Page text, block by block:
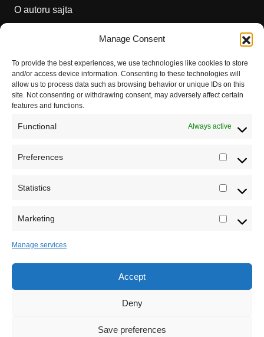
Manage Consent
To provide the best experiences, we use technologies like cookies to store
and/or access device information. Consenting to these technologies will
allow us to process data such as browsing behavior or unique IDs on this
site. Not consenting or withdrawing consent, may adversely affect certain
features and functions.
Functional Always active
Preferences
Statistics
Marketing
Manage services
Accept
Deny
Save preferences
srede u 12h saznajte najnovije vesti iz sveta
O autoru sajta
Saradnja
Sva prava zadržava Sve o arheologiji 2019-2026